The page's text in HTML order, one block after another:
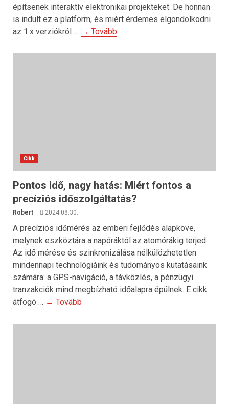
építsenek interaktív elektronikai projekteket. De honnan
is indult ez a platform, és miért érdemes elgondolkodni
az 1.x verziókról … → Tovább
Cikk
Pontos idő, nagy hatás: Miért fontos a
precíziós időszolgáltatás?
Robert 2024.08.30.
A precíziós időmérés az emberi fejlődés alapköve,
melynek eszköztára a napóráktól az atomórákig terjed.
Az idő mérése és szinkronizálása nélkülözhetetlen
mindennapi technológiáink és tudományos kutatásaink
számára: a GPS-navigáció, a távközlés, a pénzügyi
tranzakciók mind megbízható időalapra épülnek. E cikk
átfogó … → Tovább